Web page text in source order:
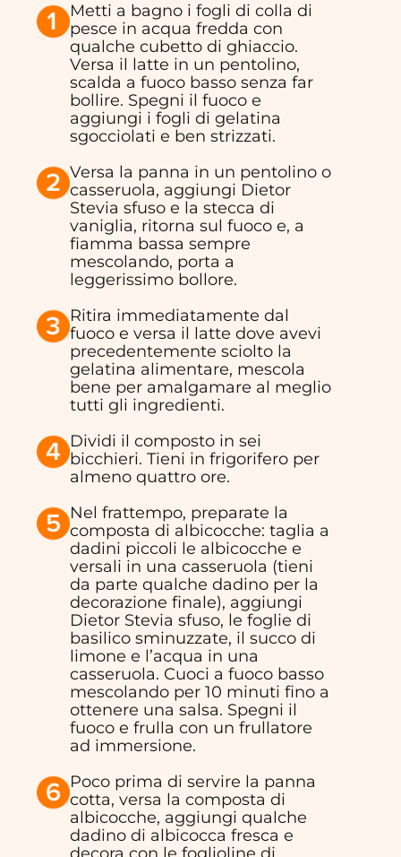
Metti a bagno i fogli di colla di
pesce in acqua fredda con
qualche cubetto di ghiaccio.
Versa il latte in un pentolino,
scalda a fuoco basso senza far
bollire. Spegni il fuoco e
aggiungi i fogli di gelatina
sgocciolati e ben strizzati.
Versa la panna in un pentolino o
casseruola, aggiungi Dietor
Stevia sfuso e la stecca di
vaniglia, ritorna sul fuoco e, a
fiamma bassa sempre
mescolando, porta a
leggerissimo bollore.
Ritira immediatamente dal
fuoco e versa il latte dove avevi
precedentemente sciolto la
gelatina alimentare, mescola
bene per amalgamare al meglio
tutti gli ingredienti.
Dividi il composto in sei
bicchieri. Tieni in frigorifero per
almeno quattro ore.
Nel frattempo, preparate la
composta di albicocche: taglia a
dadini piccoli le albicocche e
versali in una casseruola (tieni
da parte qualche dadino per la
decorazione finale), aggiungi
Dietor Stevia sfuso, le foglie di
basilico sminuzzate, il succo di
limone e l’acqua in una
casseruola. Cuoci a fuoco basso
mescolando per 10 minuti fino a
ottenere una salsa. Spegni il
fuoco e frulla con un frullatore
ad immersione.
Poco prima di servire la panna
cotta, versa la composta di
albicocche, aggiungi qualche
dadino di albicocca fresca e